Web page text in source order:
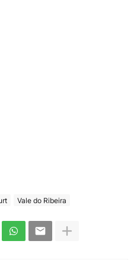
Vale do Ribeira